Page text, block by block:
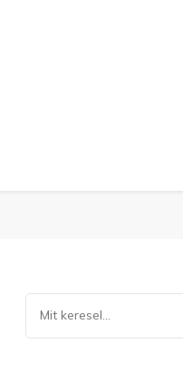
Keresel
valamit?